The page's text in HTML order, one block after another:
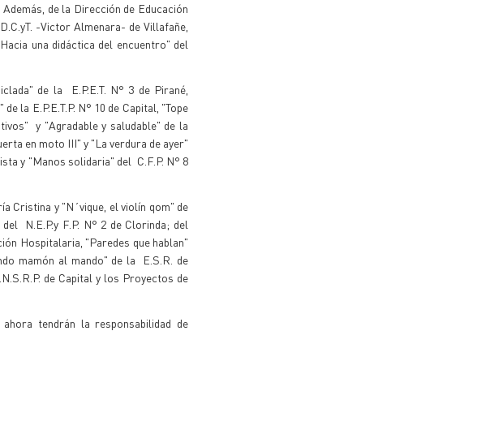
de la Dirección de Educación
-Victor Almenara- de Villafañe,
una didáctica del encuentro" del
de la E.P.E.T. N° 3 de Pirané,
la E.P.E.T.P. N° 10 de Capital, "Tope
y "Agradable y saludable" de la
en moto III" y "La verdura de ayer"
y "Manos solidaria" del C.F.P. N° 8
Cristina y "N´vique, el violín qom" de
N.E.P.y F.P. N° 2 de Clorinda; del
Hospitalaria, "Paredes que hablan"
mamón al mando" de la E.S.R. de
de Capital y los Proyectos de
tendrán la responsabilidad de